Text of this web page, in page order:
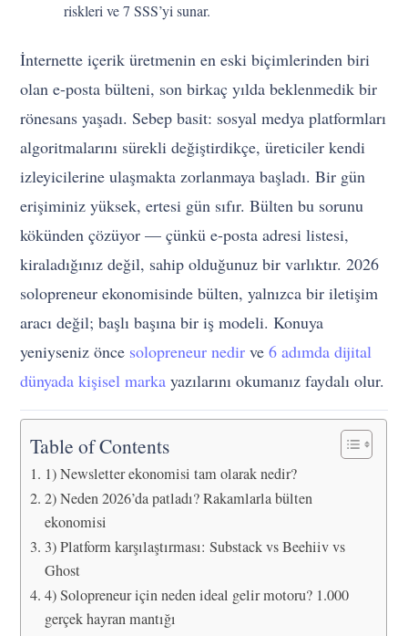
riskleri ve 7 SSS’yi sunar.
İnternette içerik üretmenin en eski biçimlerinden biri
olan e-posta bülteni, son birkaç yılda beklenmedik bir
rönesans yaşadı. Sebep basit: sosyal medya platformları
algoritmalarını sürekli değiştirdikçe, üreticiler kendi
izleyicilerine ulaşmakta zorlanmaya başladı. Bir gün
erişiminiz yüksek, ertesi gün sıfır. Bülten bu sorunu
kökünden çözüyor — çünkü e-posta adresi listesi,
kiraladığınız değil, sahip olduğunuz bir varlıktır. 2026
solopreneur ekonomisinde bülten, yalnızca bir iletişim
aracı değil; başlı başına bir iş modeli. Konuya
yeniyseniz önce solopreneur nedir ve6 adımda dijital
dünyada kişisel marka yazılarını okumanız faydalı olur.
Table of Contents
1) Newsletter ekonomisi tam olarak nedir?
2) Neden 2026’da patladı? Rakamlarla bülten
ekonomisi
3) Platform karşılaştırması: Substack vs Beehiiv vs
Ghost
4) Solopreneur için neden ideal gelir motoru? 1.000
gerçek hayran mantığı